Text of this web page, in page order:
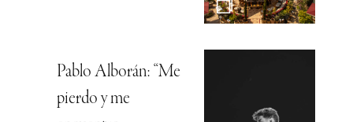
Pablo Alborán: “Me
pierdo y me